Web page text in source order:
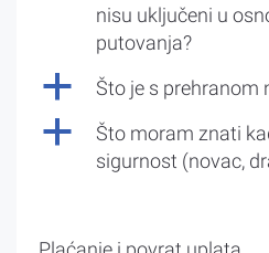
nisu uključeni u
putovanja?
a Što je s prehranom
a
Što moram znati
sigurnost (novac,